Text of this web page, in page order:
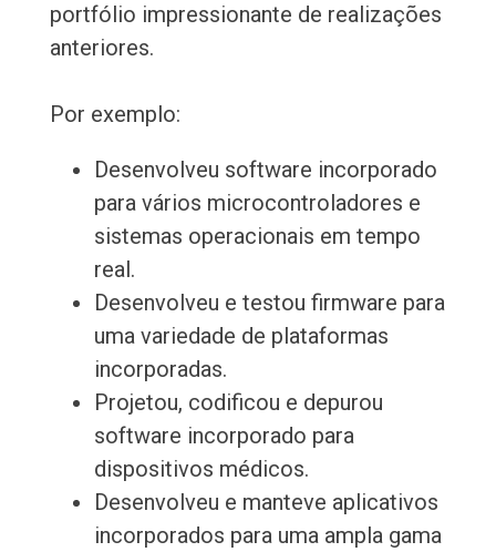
portfólio impressionante de realizações
anteriores.
Por exemplo:
Desenvolveu software incorporado
para vários microcontroladores e
sistemas operacionais em tempo
real.
Desenvolveu e testou firmware para
uma variedade de plataformas
incorporadas.
Projetou, codificou e depurou
software incorporado para
dispositivos médicos.
Desenvolveu e manteve aplicativos
incorporados para uma ampla gama